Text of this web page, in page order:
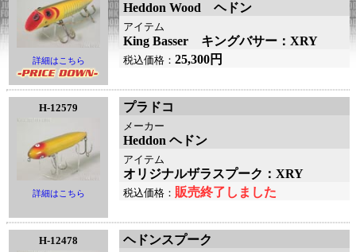
詳細はこちら
Heddon Wood ヘドン
アイテム
King Basser キングバサー：XRY
税込価格： 25,300円
H-12579
詳細はこちら
プラドコ
メーカー
Heddon ヘドン
アイテム
オリジナルザラスプーク：XRY
税込価格： 販売終了しました
H-12478 ヘドンスプーク